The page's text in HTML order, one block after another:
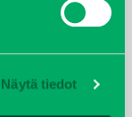
Näytä tiedot